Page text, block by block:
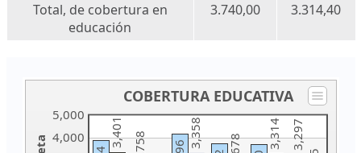
Total, de cobertura en
educación
3.740,00 3.314,40